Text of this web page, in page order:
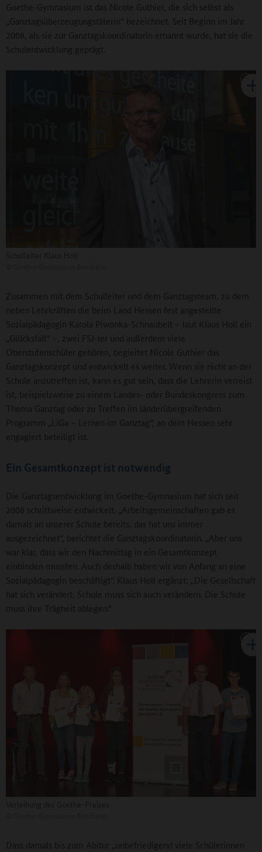
Goethe-Gymnasium ist das Nicole Guthier, die sich selbst als
„Ganztagsüberzeugungstäterin“ bezeichnet. Seit Beginn im Jahr
2008, als sie zur Ganztagskoordinatorin ernannt wurde, hat sie die
Schulentwicklung geprägt.
Zusammen mit dem Schulleiter und dem Ganztagsteam, zu dem
neben Lehrkräften die beim Land Hessen fest angestellte
Sozialpädagogin Karola Piwonka-Schnaubelt – laut Klaus Holl ein
„Glücksfall“ –, zwei FSJ-ler und außerdem viele
Oberstufenschüler gehören, begleitet Nicole Guthier das
Ganztagskonzept und entwickelt es weiter. Wenn sie nicht an der
Schule anzutreffen ist, kann es gut sein, dass die Lehrerin verreist
ist, beispielsweise zu einem Landes- oder Bundeskongress zum
Thema Ganztag oder zu Treffen im länderübergreifenden
Programm „LiGa – Lernen im Ganztag“, an dem Hessen sehr
engagiert beteiligt ist.
Ein Gesamtkonzept ist notwendig
Die Ganztagsentwicklung im Goethe-Gymnasium hat sich seit
2008 schrittweise entwickelt. „Arbeitsgemeinschaften gab es
damals an unserer Schule bereits, das hat uns immer
ausgezeichnet“, berichtet die Ganztagskoordinatorin. „Aber uns
war klar, dass wir den Nachmittag in ein Gesamtkonzept
einbinden mussten. Auch deshalb haben wir von Anfang an eine
Sozialpädagogin beschäftigt“. Klaus Holl ergänzt: „Die Gesellschaft
hat sich verändert, Schule muss sich auch verändern. Die Schule
muss ihre Trägheit ablegen.“
Dass damals bis zum Abitur „unbefriedigend viele Schülerinnen